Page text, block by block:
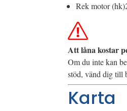
Rek motor (hk)
Att låna kostar
Om du inte kan
stöd, vänd dig till
Karta